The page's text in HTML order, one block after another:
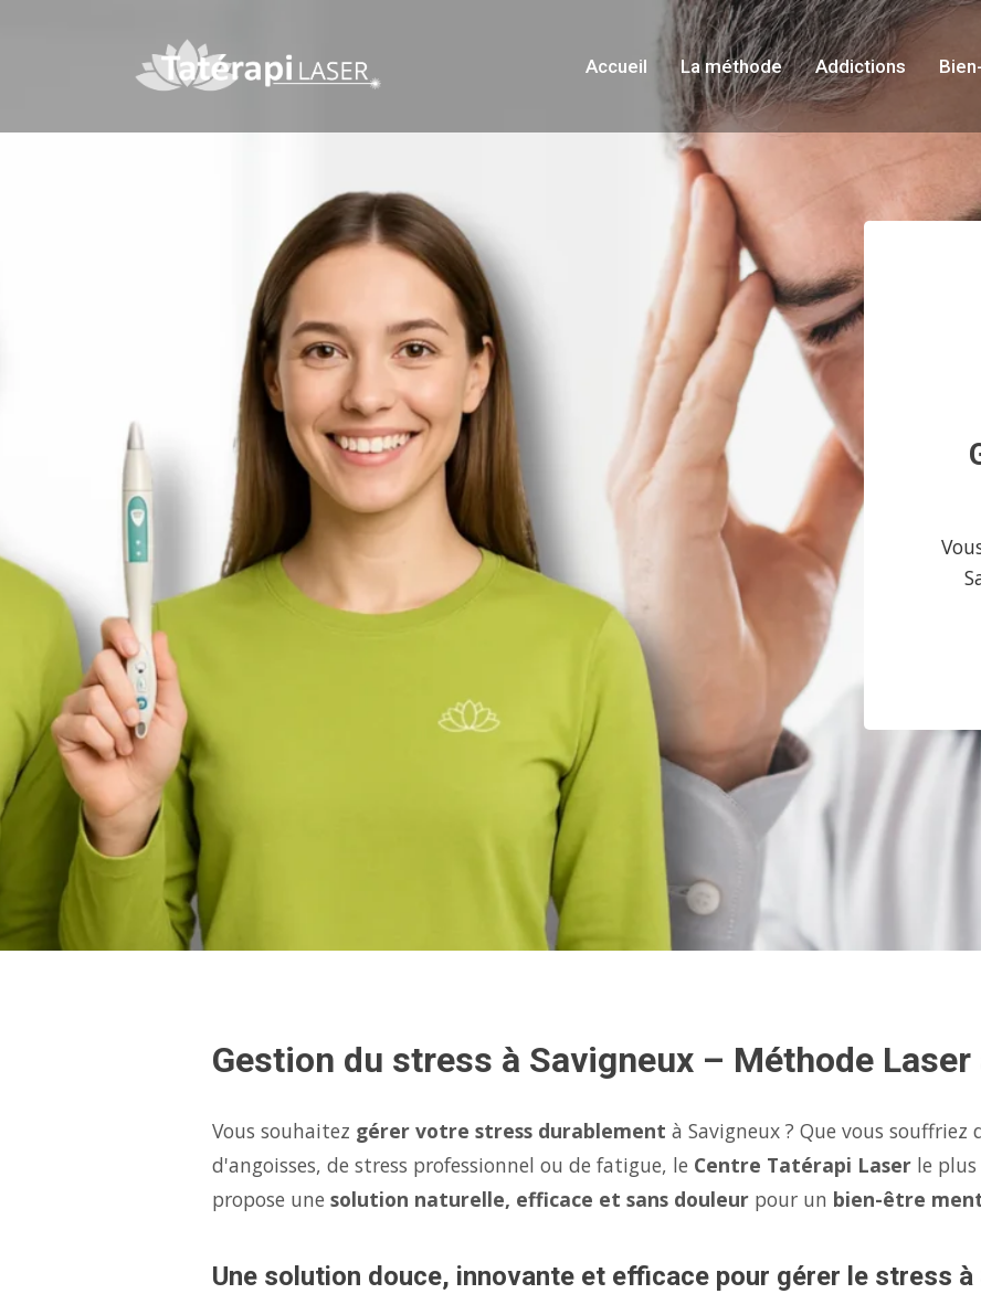
Accueil La méthode Addictions
Gestion du stress à Savigneux – Méthode Laser
Vous souhaitez gérer votre stress durablement à Savigneux ? Que vous
d'angoisses, de stress professionnel ou de fatigue, le Centre Tatérapi Laser le
propose une solution naturelle, efficace et sans douleur pour un bien-être
Une solution douce, innovante et efficace pour gérer le stress à